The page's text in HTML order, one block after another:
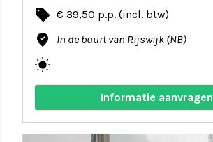
local_offer € 39,50 p.p. (incl. btw)
where_to_vote In de buurt van Rijswijk (NB)
wb_sunny
Informatie aanvragen